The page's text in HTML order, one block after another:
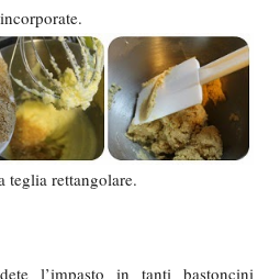
teglia rettangolare.
l’impasto in tanti bastoncini